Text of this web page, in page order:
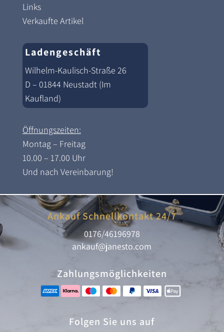
Links
Verkaufte Artikel
Ladengeschäft
Wilhelm-Kaulisch-Straße 26
D – 01844 Neustadt (Im
Kaufland)
Öffnungszeiten:
Montag – Freitag
10.00 – 17.00 Uhr
Und nach Vereinbarung!
Ankauf Schnellkontakt 24/7
0176/46196978
ankauf@janesto.com
Zahlungsmöglichkeiten
Folgen Sie uns auf